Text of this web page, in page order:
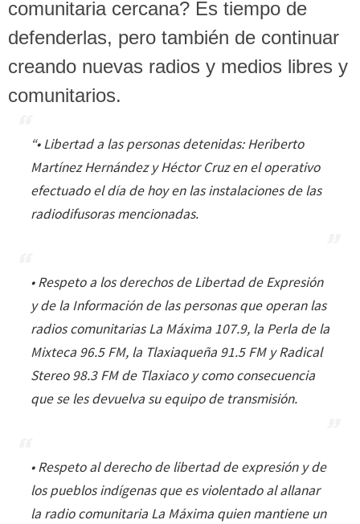
comunitaria cercana? Es tiempo de
defenderlas, pero también de continuar
creando nuevas radios y medios libres y
comunitarios.
“• Libertad a las personas detenidas: Heriberto
Martínez Hernández y Héctor Cruz en el operativo
efectuado el día de hoy en las instalaciones de las
radiodifusoras mencionadas.
• Respeto a los derechos de Libertad de Expresión
y de la Información de las personas que operan las
radios comunitarias La Máxima 107.9, la Perla de la
Mixteca 96.5 FM, la Tlaxiaqueña 91.5 FM y Radical
Stereo 98.3 FM de Tlaxiaco y como consecuencia
que se les devuelva su equipo de transmisión.
• Respeto al derecho de libertad de expresión y de
los pueblos indígenas que es violentado al allanar
la radio comunitaria La Máxima quien mantiene un